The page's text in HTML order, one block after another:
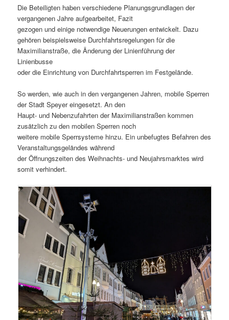
Die Beteiligten haben verschiedene Planungsgrundlagen der
vergangenen Jahre aufgearbeitet, Fazit
gezogen und einige notwendige Neuerungen entwickelt. Dazu
gehören beispielsweise Durchfahrtsregelungen für die
Maximilianstraße, die Änderung der Linienführung der
Linienbusse
oder die Einrichtung von Durchfahrtsperren im Festgelände.
So werden, wie auch in den vergangenen Jahren, mobile Sperren
der Stadt Speyer eingesetzt. An den
Haupt- und Nebenzufahrten der Maximilianstraßen kommen
zusätzlich zu den mobilen Sperren noch
weitere mobile Sperrsysteme hinzu. Ein unbefugtes Befahren des
Veranstaltungsgeländes während
der Öffnungszeiten des Weihnachts- und Neujahrsmarktes wird
somit verhindert.